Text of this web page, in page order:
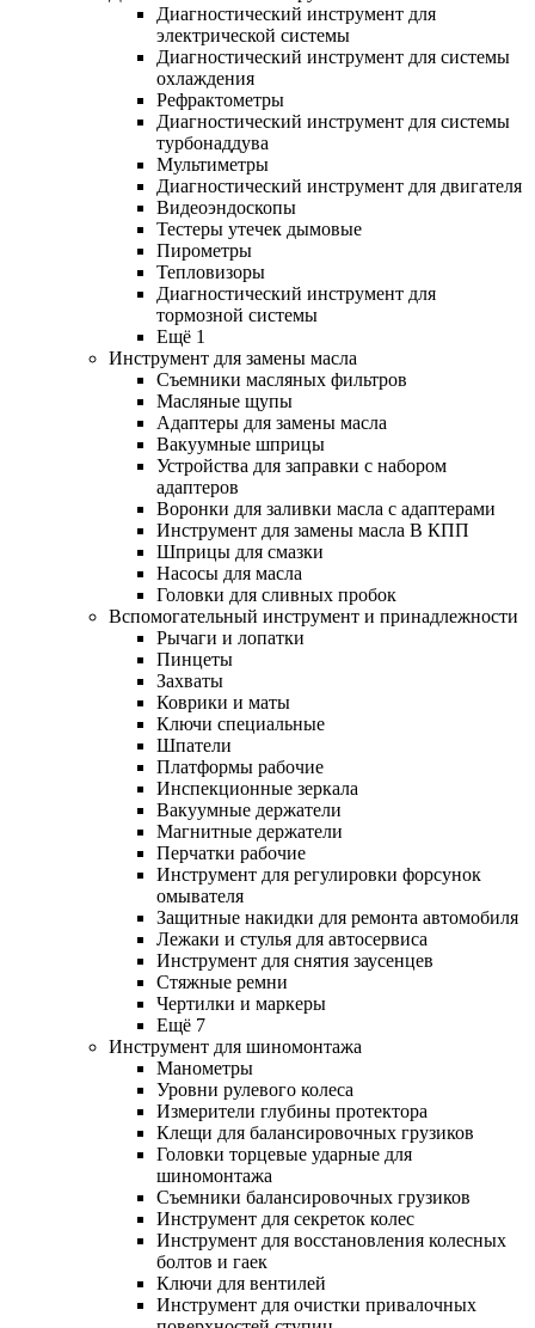
Диагностический инструмент для
электрической системы
Диагностический инструмент для системы
охлаждения
Рефрактометры
Диагностический инструмент для системы
турбонаддува
Мультиметры
Диагностический инструмент для двигателя
Видеоэндоскопы
Тестеры утечек дымовые
Пирометры
Тепловизоры
Диагностический инструмент для
тормозной системы
Ещё 1
Инструмент для замены масла
Съемники масляных фильтров
Масляные щупы
Адаптеры для замены масла
Вакуумные шприцы
Устройства для заправки с набором
адаптеров
Воронки для заливки масла с адаптерами
Инструмент для замены масла В КПП
Шприцы для смазки
Насосы для масла
Головки для сливных пробок
Вспомогательный инструмент и принадлежности
Рычаги и лопатки
Пинцеты
Захваты
Коврики и маты
Ключи специальные
Шпатели
Платформы рабочие
Инспекционные зеркала
Вакуумные держатели
Магнитные держатели
Перчатки рабочие
Инструмент для регулировки форсунок
омывателя
Защитные накидки для ремонта автомобиля
Лежаки и стулья для автосервиса
Инструмент для снятия заусенцев
Стяжные ремни
Чертилки и маркеры
Ещё 7
Инструмент для шиномонтажа
Манометры
Уровни рулевого колеса
Измерители глубины протектора
Клещи для балансировочных грузиков
Головки торцевые ударные для
шиномонтажа
Съемники балансировочных грузиков
Инструмент для секреток колес
Инструмент для восстановления колесных
болтов и гаек
Ключи для вентилей
Инструмент для очистки привалочных